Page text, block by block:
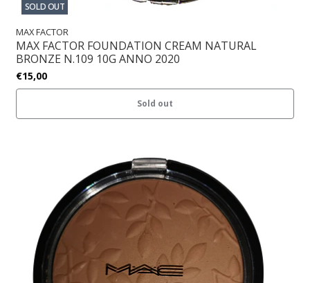
SOLD OUT
MAX FACTOR
MAX FACTOR FOUNDATION CREAM NATURAL
BRONZE N.109 10G ANNO 2020
€15,00
Sold out